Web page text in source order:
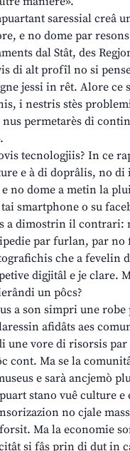
saressial creâ
e no dome par
dal Stât, des
di alt profîl no si
jessi in rêt. Alore ce
i nestris stès
permetarès di
tecnologjiis? In ce
e à di doprâlis, no
no dome a metin la
smartphone o su
a dimostrin il contrari:
par furlan, par no
che a fevelin
digjitâl e je clare.
un pôcs?
a son simpri une
afidâts aes
une vore di risorsis
cont. Ma se la
e sarà ancjemò
stano vuê culture e
no cjale
Ma la economie
si fâs prin di dut in